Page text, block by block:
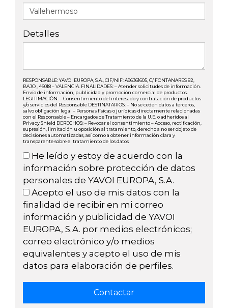
Detalles
RESPONSABLE: YAVOI EUROPA, S.A., CIF/NIF: A96361605, C/ FONTANARES 82,
BAJO , 46018 – VALENCIA. FINALIDADES: – Atender solicitudes de información.
Envío de información, publicidad y promoción comercial de productos.
LEGITIMACIÓN: – Consentimiento del interesado y contratación de productos
y/o servicios del Responsable DESTINATARIOS: – No se ceden datos a terceros,
salvo obligación legal – Personas físicas o jurídicas directamente relacionadas
con el Responsable – Encargados de Tratamiento de la U.E. o adheridos al
Privacy Shield DERECHOS: – Revocar el consentimiento – Acceso, rectificación,
supresión, limitación u oposición al tratamiento, derecho a no ser objeto de
decisiones automatizadas, así como a obtener información clara y
transparente sobre el tratamiento de los datos
He leído y estoy de acuerdo con la
información sobre protección de datos
personales de YAVOI EUROPA, S.A.
Acepto el uso de mis datos con la
finalidad de recibir en mi correo
información y publicidad de YAVOI
EUROPA, S.A. por medios electrónicos;
correo electrónico y/o medios
equivalentes y acepto el uso de mis
datos para elaboración de perfiles.